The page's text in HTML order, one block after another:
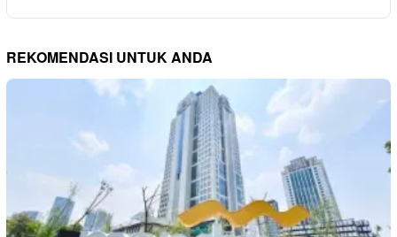
REKOMENDASI UNTUK ANDA